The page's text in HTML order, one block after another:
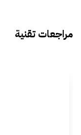
مراجعات تقنية